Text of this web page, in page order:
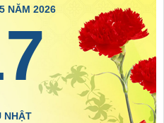
NĂM 2026
NHẬT